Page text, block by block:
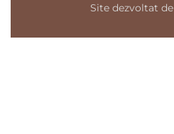
Site dezvoltat de